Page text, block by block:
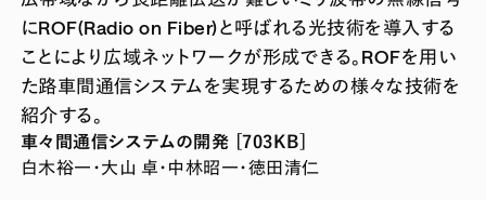
にROF(Radio on Fiber)と呼ばれる光技術を導入する
ことにより広域ネットワークが形成できる。ROFを用い
た路車間通信システムを実現するための様々な技術を
紹介する。
車々間通信システムの開発 [703KB]
白木裕一・大山 卓・中林昭一・徳田清仁